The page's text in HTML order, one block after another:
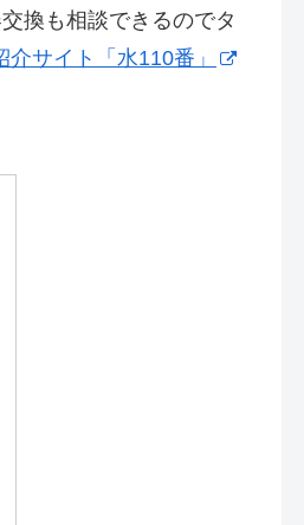
換も相談できるのでタ
サイト「水110番」